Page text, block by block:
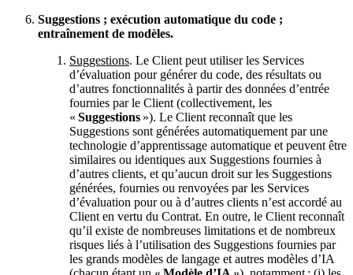
Suggestions ; exécution automatique du code ;
entraînement de modèles.
Suggestions. Le Client peut utiliser les Services
d’évaluation pour générer du code, des résultats ou
d’autres fonctionnalités à partir des données d’entrée
fournies par le Client (collectivement, les
« Suggestions »). Le Client reconnaît que les
Suggestions sont générées automatiquement par une
technologie d’apprentissage automatique et peuvent être
similaires ou identiques aux Suggestions fournies à
d’autres clients, et qu’aucun droit sur les Suggestions
générées, fournies ou renvoyées par les Services
d’évaluation pour ou à d’autres clients n’est accordé au
Client en vertu du Contrat. En outre, le Client reconnaît
qu’il existe de nombreuses limitations et de nombreux
risques liés à l’utilisation des Suggestions fournies par
les grands modèles de langage et autres modèles d’IA